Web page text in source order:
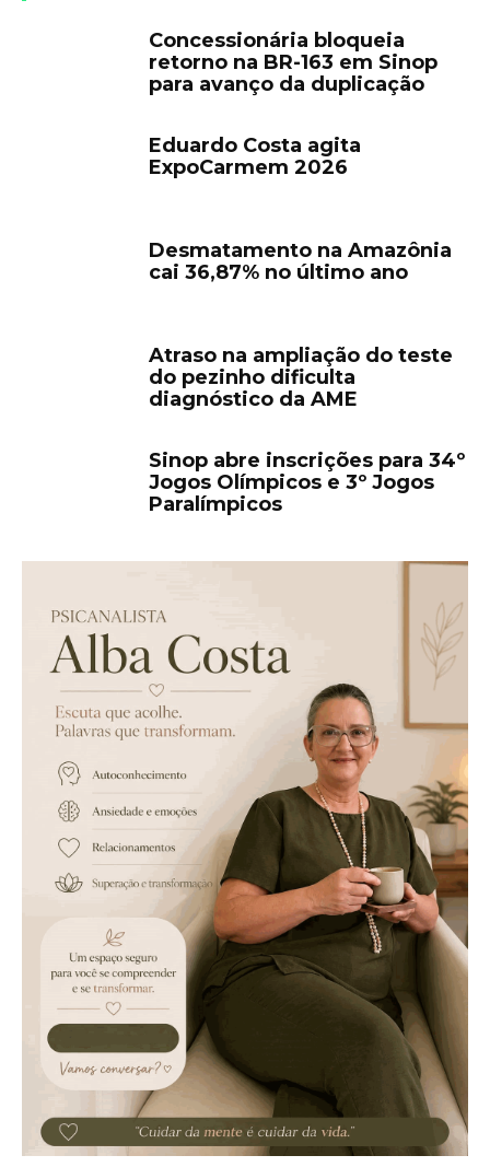
Concessionária bloqueia
retorno na BR-163 em Sinop
para avanço da duplicação
Eduardo Costa agita
ExpoCarmem 2026
Desmatamento na Amazônia
cai 36,87% no último ano
Atraso na ampliação do teste
do pezinho dificulta
diagnóstico da AME
Sinop abre inscrições para 34º
Jogos Olímpicos e 3º Jogos
Paralímpicos